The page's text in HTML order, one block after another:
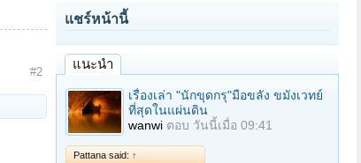
#2
แชร์หน้านี้
แนะนำ
เรื่องเล่า "นักขุดกรุ"มือขลัง ขมังเวทย์
ที่สุดในแผ่นดิน
wanwi ตอบ วันนี้เมื่อ 09:41
Pattana said: ↑